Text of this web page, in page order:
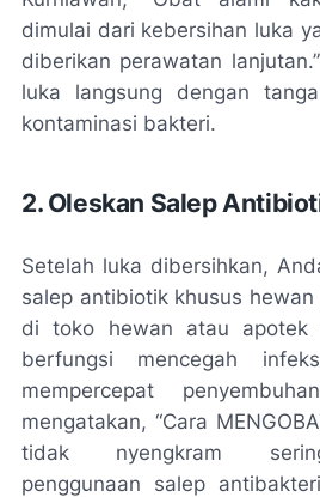
dimulai dari kebersihan luka
diberikan perawatan
luka langsung dengan
kontaminasi bakteri.
2. Oleskan Salep
Setelah luka dibersihkan,
salep antibiotik khusus
di toko hewan atau apotek
berfungsi mencegah
mempercepat
mengatakan, “Cara
tidak nyengkram
penggunaan salep